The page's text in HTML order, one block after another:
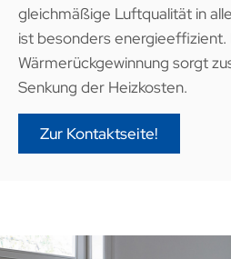
gleichmäßige Luftqualität in
ist besonders
Wärmerückgewinnung sorgt
Senkung der Heizkosten.
Zur Kontaktseite!